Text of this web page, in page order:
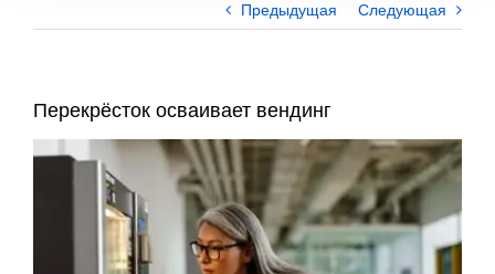
Предыдущая Следующая
Перекрёсток осваивает вендинг